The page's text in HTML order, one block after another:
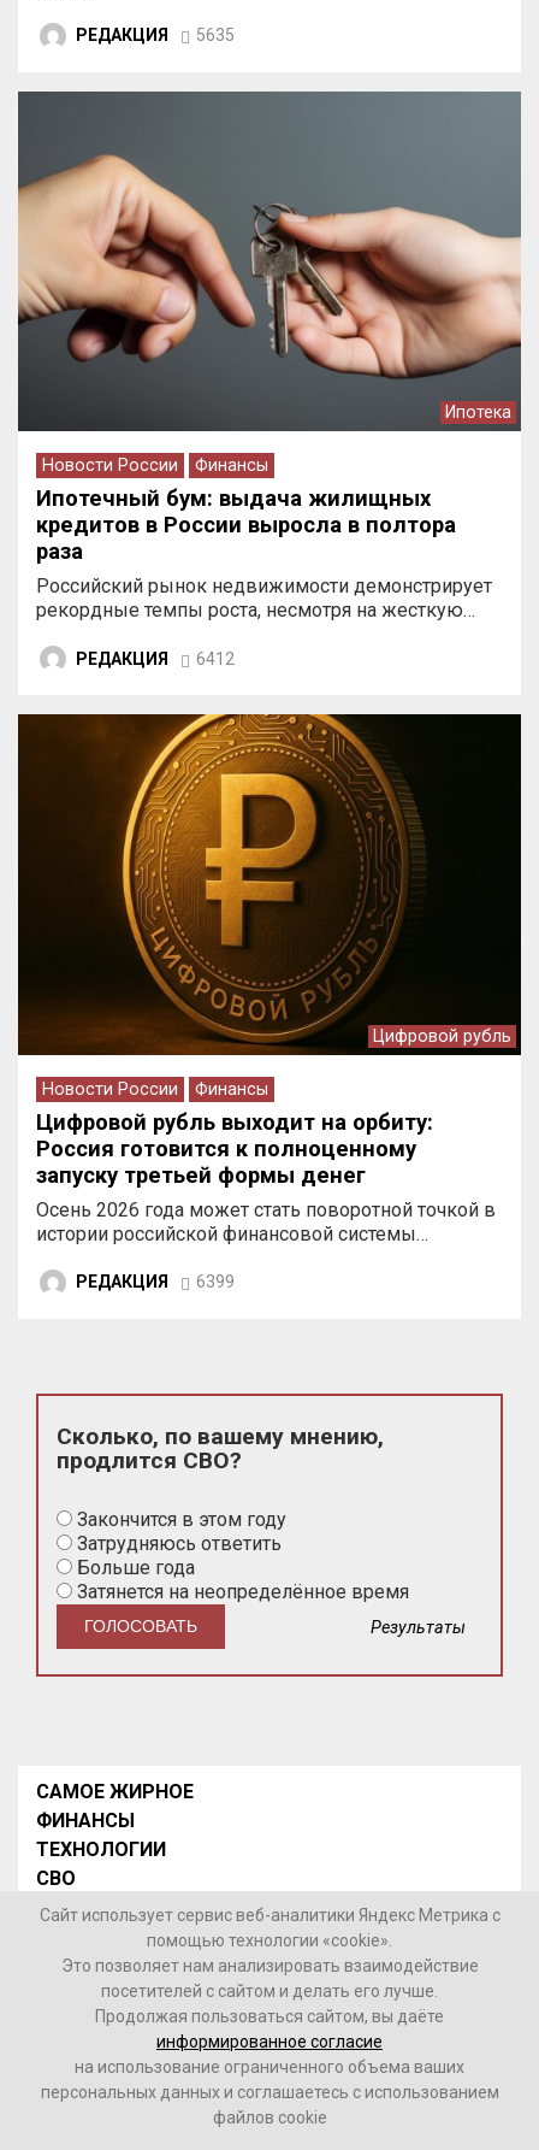
РЕДАКЦИЯ 5635
Ипотека
Новости России Финансы
Ипотечный бум: выдача жилищных
кредитов в России выросла в полтора
раза
Российский рынок недвижимости демонстрирует
рекордные темпы роста, несмотря на жесткую…
РЕДАКЦИЯ 6412
Цифровой рубль
Новости России Финансы
Цифровой рубль выходит на орбиту:
Россия готовится к полноценному
запуску третьей формы денег
Осень 2026 года может стать поворотной точкой в
истории российской финансовой системы…
РЕДАКЦИЯ 6399
Сколько, по вашему мнению,
продлится СВО?
Закончится в этом году
Затрудняюсь ответить
Больше года
Затянется на неопределённое время
Результаты
САМОЕ ЖИРНОЕ
ФИНАНСЫ
ТЕХНОЛОГИИ
СВО
НОВОСТИ В МИРЕ
НОВОСТИ РОССИИ
Контакты
© 2026 Интернет-газета «МедиаЖир» -Согласие
пользователя на обработку данных
16+
Сайт использует сервис веб-аналитики Яндекс Метрика с
помощью технологии «cookie».
Это позволяет нам анализировать взаимодействие
посетителей с сайтом и делать его лучше.
Продолжая пользоваться сайтом, вы даёте
информированное согласие
на использование ограниченного объема ваших
персональных данных и соглашаетесь с использованием
файлов cookie